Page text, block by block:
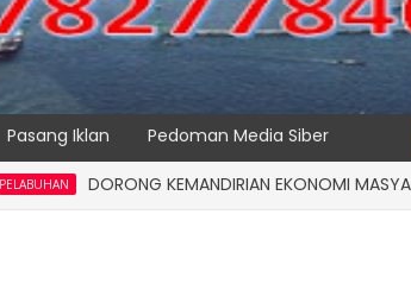
Pasang Iklan Pedoman Media Siber
DORONG KEMANDIRIAN EKONOMI MASYARAKAT